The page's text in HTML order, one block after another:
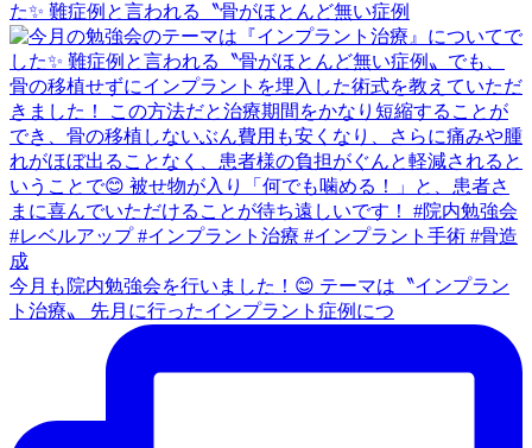
た✨ 難症例と言われる〝骨がほとんど無い症例
今月も院内勉強会を行いました！😊 テーマは〝インプラン
ト治療〟 先月に行ったインプラント症例につ